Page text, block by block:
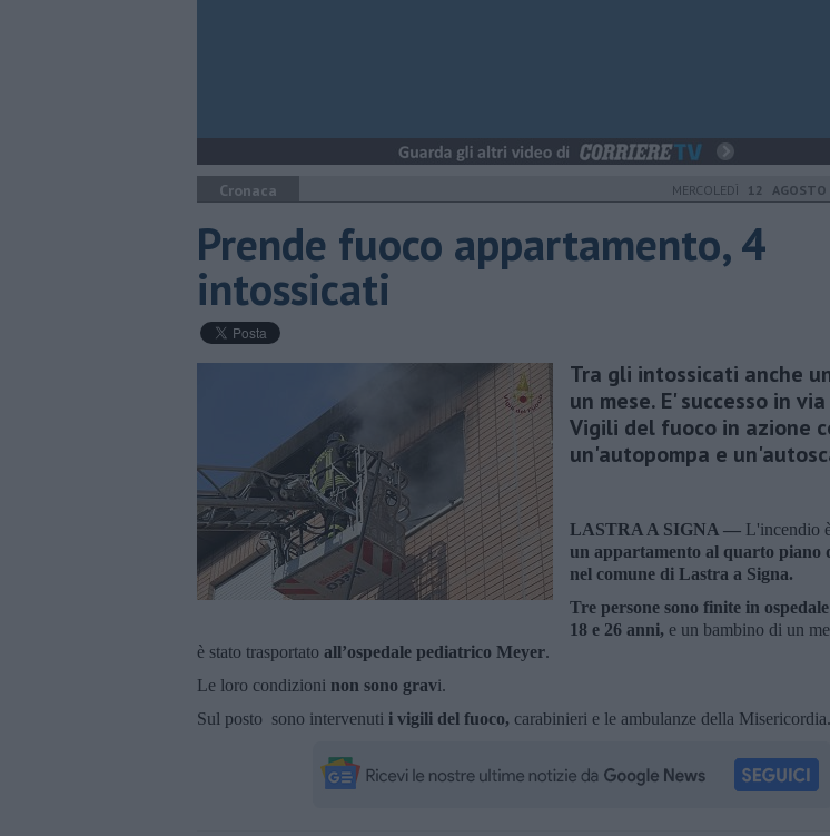
Cronaca MERCOLEDÌ 12
Prende fuoco appartamento, 4
intossicati
Tra gli intossicati anche
un mese. E' successo in
Vigili del fuoco in azione
un'autopompa e
LASTRA A SIGNA — L'incendio
un appartamento al quarto piano
nel comune di Lastra a Signa.
Tre persone sono finite in ospedale
18 e 26 anni, e un bambino di un
è stato trasportato all’ospedale pediatrico Meyer.
Le loro condizioni non sono gravi.
Sul posto sono intervenuti i vigili del fuoco, carabinieri e le ambulanze della Misericordia.